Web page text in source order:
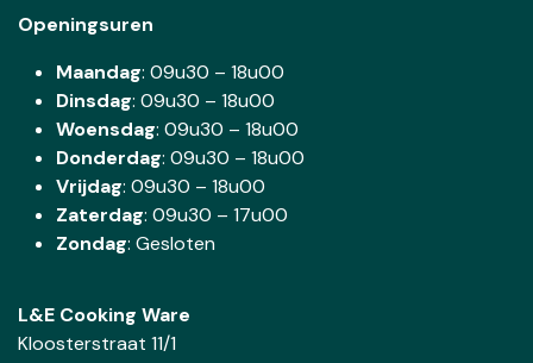
Openingsuren
Maandag: 09u30 – 18u00
Dinsdag: 09u30 – 18u00
Woensdag: 09u30 – 18u00
Donderdag: 09u30 – 18u00
Vrijdag: 09u30 – 18u00
Zaterdag: 09u30 – 17u00
Zondag: Gesloten
L&E Cooking Ware
Kloosterstraat 11/1